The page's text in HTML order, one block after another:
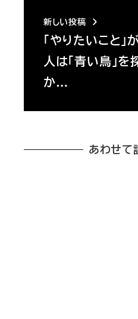
新しい投稿
「やりたいこと
人は「青い鳥」
か…
あわせて